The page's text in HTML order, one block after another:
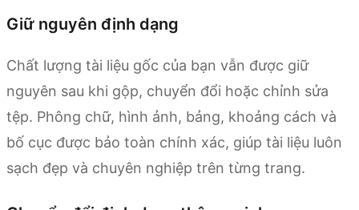
Giữ nguyên định dạng
Chất lượng tài liệu gốc của bạn vẫn được giữ
nguyên sau khi gộp, chuyển đổi hoặc chỉnh sửa
tệp. Phông chữ, hình ảnh, bảng, khoảng cách và
bố cục được bảo toàn chính xác, giúp tài liệu luôn
sạch đẹp và chuyên nghiệp trên từng trang.